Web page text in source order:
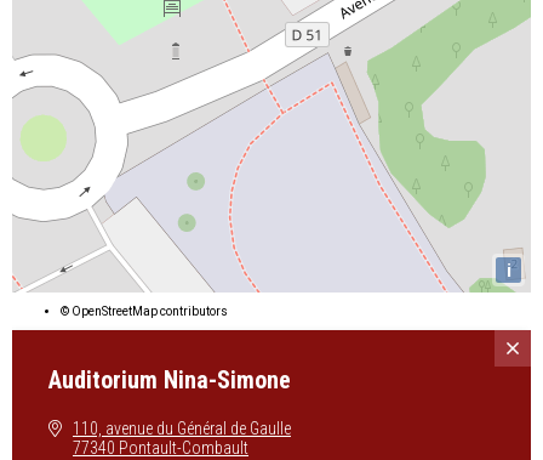
i
© OpenStreetMapcontributors
Auditorium Nina-Simone
110, avenue du Général de Gaulle
77340 Pontault-Combault